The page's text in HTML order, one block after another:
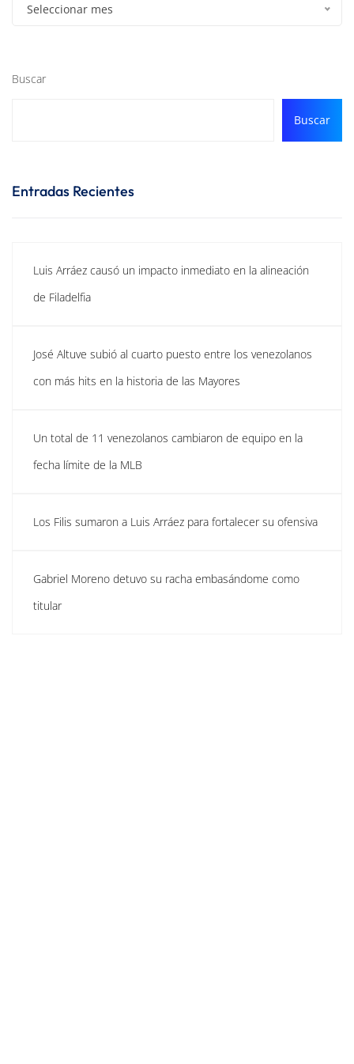
Seleccionar mes
Buscar
Buscar
Entradas Recientes
Luis Arráez causó un impacto inmediato en la alineación
de Filadelfia
José Altuve subió al cuarto puesto entre los venezolanos
con más hits en la historia de las Mayores
Un total de 11 venezolanos cambiaron de equipo en la
fecha límite de la MLB
Los Filis sumaron a Luis Arráez para fortalecer su ofensiva
Gabriel Moreno detuvo su racha embasándome como
titular